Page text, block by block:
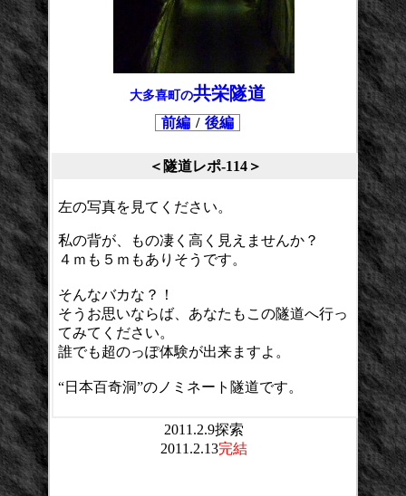
大多喜町の共栄隧道
前編 / 後編
＜隧道レポ-114＞
左の写真を見てください。
私の背が、もの凄く高く見えませんか？
４ｍも５ｍもありそうです。
そんなバカな？！
そうお思いならば、あなたもこの隧道へ行っ
てみてください。
誰でも超のっぽ体験が出来ますよ。
“日本百奇洞”のノミネート隧道です。
2011.2.9探索
2011.2.13完結